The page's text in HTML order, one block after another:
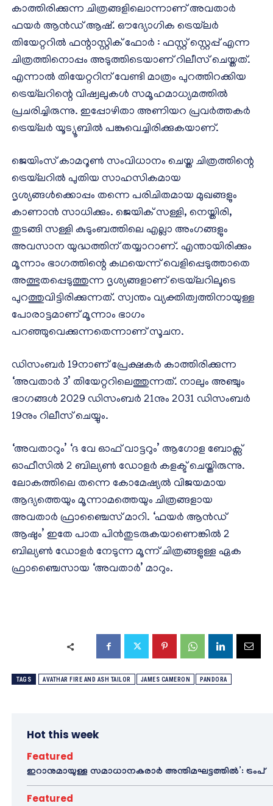
കാത്തിരിക്കുന്ന ചിത്രങ്ങളിലൊന്നാണ് അവതാര്‍
ഫയര്‍ ആന്‍ഡ് ആഷ്. ഔദ്യോഗിക ട്രെയ്‌ലര്‍
തിയേറ്ററില്‍ ഫന്റാസ്റ്റിക് ഫോര്‍ : ഫസ്റ്റ് സ്റ്റെപ്പ് എന്ന
ചിത്രത്തിനൊപ്പം അടുത്തിടെയാണ് റിലീസ് ചെയ്തത്.
എന്നാല്‍ തിയേറ്ററിന് വേണ്ടി മാത്രം പുറത്തിറക്കിയ
ട്രെയ്‌ലറിന്റെ വിഷ്വലുകള്‍ സമൂഹമാധ്യമത്തില്‍
പ്രചരിച്ചിരുന്നു. ഇപ്പോഴിതാ അണിയറ പ്രവര്‍ത്തകര്‍
ട്രെയ്‌ലര്‍ യൂട്യൂബില്‍ പങ്കുവെച്ചിരിക്കുകയാണ്.
ജെയിംസ് കാമറൂണ്‍ സംവിധാനം ചെയ്ത ചിത്രത്തിന്റെ
ട്രെയ്‌ലറില്‍ പുതിയ സാഹസികമായ
ദൃശ്യങ്ങള്‍ക്കൊപ്പം തന്നെ പരിചിതമായ മുഖങ്ങളും
കാണാന്‍ സാധിക്കും. ജെയിക് സള്ളി, നെയ്തിരി,
തുടങ്ങി സള്ളി കുടുംബത്തിലെ എല്ലാ അംഗങ്ങളും
അവസാന യുദ്ധത്തിന് തയ്യാറാണ്. എന്തായിരിക്കും
മൂന്നാം ഭാഗത്തിന്റെ കഥയെന്ന് വെളിപ്പെടുത്താതെ
അത്ഭുതപ്പെടുത്തുന്ന ദൃശ്യങ്ങളാണ് ട്രെയ്‌ലറിലൂടെ
പുറത്തുവിട്ടിരിക്കുന്നത്. സ്വന്തം വ്യക്തിത്വത്തിനായുള്ള
പോരാട്ടമാണ് മൂന്നാം ഭാഗം
പറഞ്ഞുവെക്കുന്നതെന്നാണ് സൂചന.
ഡിസംബര്‍ 19നാണ് പ്രേക്ഷകര്‍ കാത്തിരിക്കുന്ന
‘അവതാര്‍ 3’ തിയേറ്ററിലെത്തുന്നത്. നാലും അഞ്ചും
ഭാഗങ്ങള്‍ 2029 ഡിസംബര്‍ 21നും 2031 ഡിസംബര്‍
19നും റിലീസ് ചെയ്യും.
‘അവതാറും’ ‘ദ വേ ഓഫ് വാട്ടറും’ ആഗോള ബോക്സ്
ഓഫീസില്‍ 2 ബില്യണ്‍ ഡോളര്‍ കളക്ട് ചെയ്തിരുന്നു.
ലോകത്തിലെ തന്നെ കോമേഷ്യല്‍ വിജയമായ
ആദ്യത്തെയും മൂന്നാമത്തെയും ചിത്രങ്ങളായ
അവതാര്‍ ഫ്രാഞ്ചൈസ് മാറി. ‘ഫയര്‍ ആന്‍ഡ്
ആഷും’ ഇതേ പാത പിന്‍തുടരുകയാണെങ്കില്‍ 2
ബില്യണ്‍ ഡോളര്‍ നേടുന്ന മൂന്ന് ചിത്രങ്ങളുള്ള ഏക
ഫ്രാഞ്ചൈസായ ‘അവതാര്‍’ മാറും.
TAGS AVATHAR FIRE AND ASH TAILOR JAMES CAMERON PANDORA
Hot this week
Featured
ഇറാനുമായുള്ള സമാധാനകരാർ അന്തിമഘട്ടത്തിൽ‌’: ട്രംപ്
Featured